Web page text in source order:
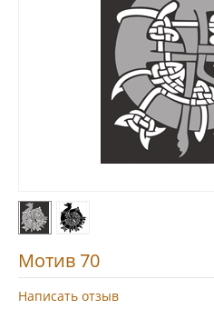
Мотив 70
Написать отзыв